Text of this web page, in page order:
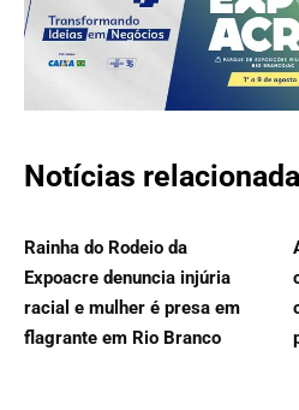
Notícias
Rainha do Rodeio da
Expoacre denuncia injúria
racial e mulher é presa em
flagrante em Rio Branco